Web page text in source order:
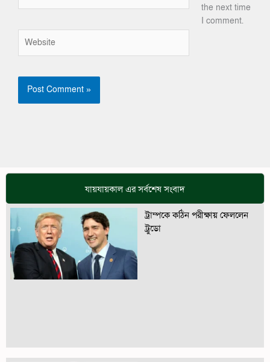
the next time
I comment.
যায়যায়কাল এর সর্বশেষ সংবাদ
ট্রাম্পকে কঠিন পরীক্ষায় ফেললেন
ট্রুডো